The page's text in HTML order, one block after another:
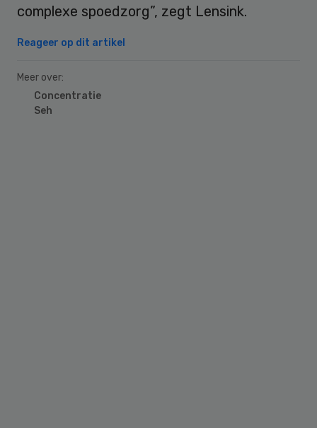
complexe spoedzorg”, zegt Lensink.
Reageer op dit artikel
Meer over:
Concentratie
Seh